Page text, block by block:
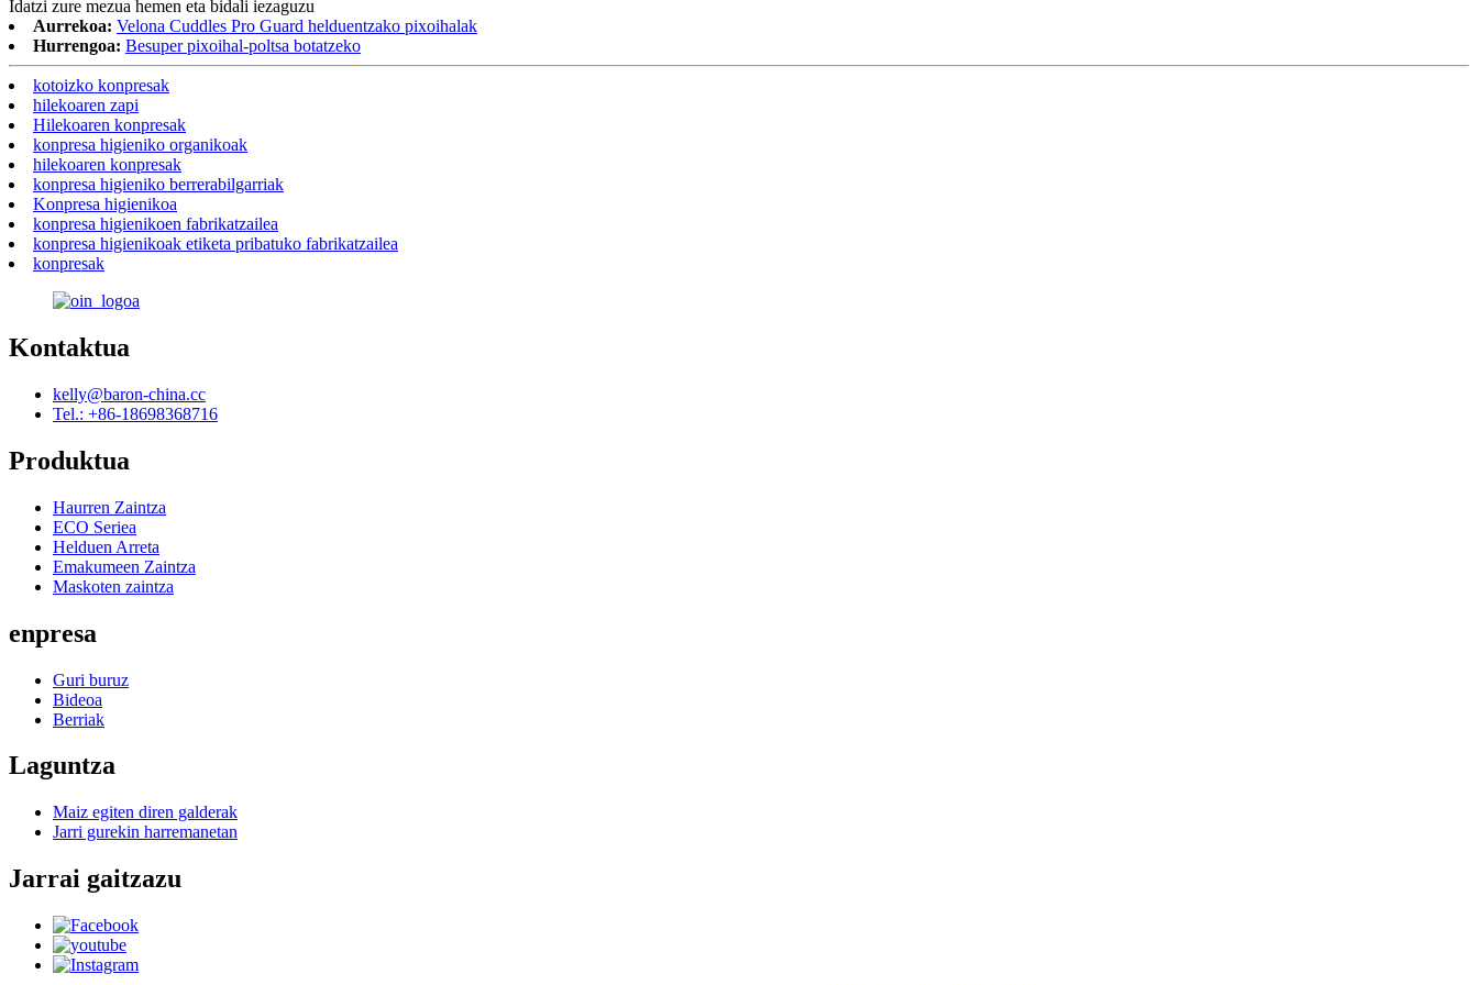
Idatzi zure mezua hemen eta bidali iezaguzu
Aurrekoa: Velona Cuddles Pro Guard helduentzako pixoihalak
Hurrengoa: Besuper pixoihal-poltsa botatzeko
kotoizko konpresak
hilekoaren zapi
Hilekoaren konpresak
konpresa higieniko organikoak
hilekoaren konpresak
konpresa higieniko berrerabilgarriak
Konpresa higienikoa
konpresa higienikoen fabrikatzailea
konpresa higienikoak etiketa pribatuko fabrikatzailea
konpresak
Kontaktua
kelly@baron-china.cc
Tel.: +86-18698368716
Produktua
Haurren Zaintza
ECO Seriea
Helduen Arreta
Emakumeen Zaintza
Maskoten zaintza
enpresa
Guri buruz
Bideoa
Berriak
Laguntza
Maiz egiten diren galderak
Jarri gurekin harremanetan
Jarrai gaitzazu